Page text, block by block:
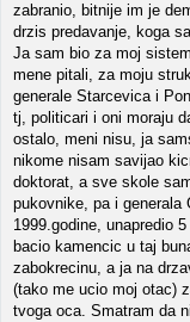
zabranio, bitnije im je
drzis predavanje, koga
Ja sam bio za moj
mene pitali, za moju
generale Starcevica i
tj, politicari i oni moraju
ostalo, meni nisu, ja
nikome nisam savijao
doktorat, a sve skole
pukovnike, pa i generala
1999.godine, unapredio
bacio kamencic u taj
zabokrecinu, a ja na
(tako me ucio moj otac)
tvoga oca. Smatram da